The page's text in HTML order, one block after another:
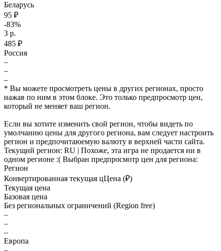
Беларусь
95 ₽
-83%
3 р.
485 ₽
Россия
–
–
–
* Вы можете просмотреть цены в других регионах, просто
нажав по ним в этом блоке. Это только предпросмотр цен,
который не меняет ваш регион.
Если вы хотите изменить свой регион, чтобы видеть по
умолчанию цены для другого региона, вам следует настроить
регион и предпочитаюемую валюту в верхней части сайта.
Текущий регион: RU | Похоже, эта игра не продается ни в
одном регионе :( Выбран предпросмотр цен для региона:
Регион
Конвертированная текущая цЦена (₽)
Текущая цена
Базовая цена
Без региональных ограничений (Region free)
–
–
–
Европа